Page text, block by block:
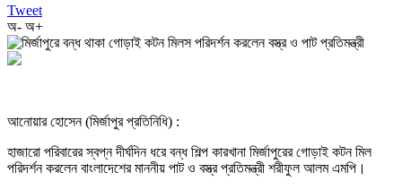
Tweet
অ- অ+
আনোয়ার হোসেন (মির্জাপুর প্রতিনিধি) :
হাজারো পরিবারের স্বপ্ন দীর্ঘদিন ধরে বন্ধ শিল্প কারখানা মির্জাপুরের গোড়াই কটন মিল
পরিদর্শন করলেন বাংলাদেশের মাননীয় পাট ও বস্ত্র প্রতিমন্ত্রী শরীফুল আলম এমপি।